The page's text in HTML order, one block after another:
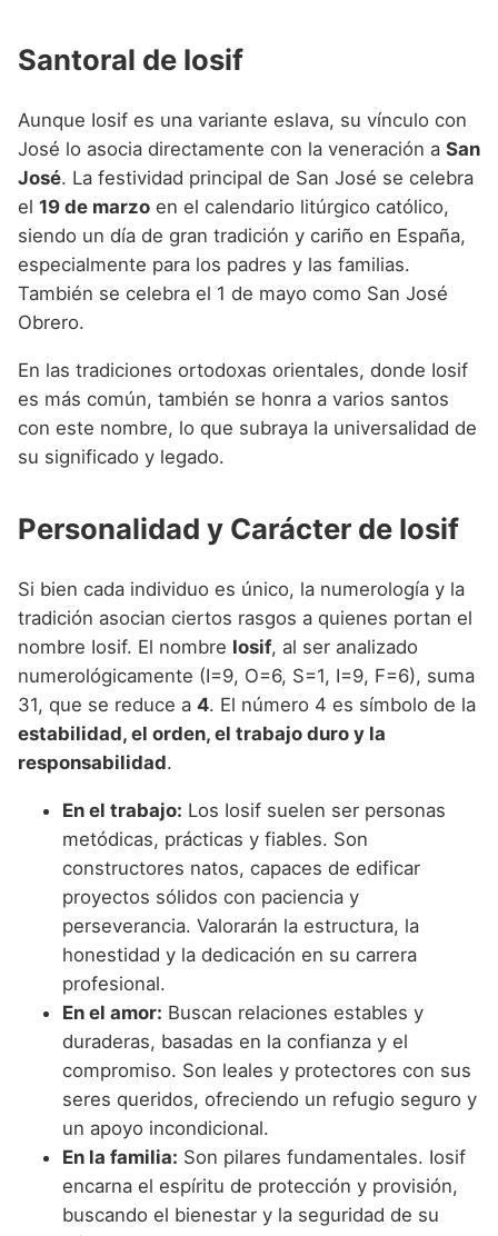
Santoral de Iosif
Aunque Iosif es una variante eslava, su vínculo con
José lo asocia directamente con la veneración a San
José. La festividad principal de San José se celebra
el 19 de marzo en el calendario litúrgico católico,
siendo un día de gran tradición y cariño en España,
especialmente para los padres y las familias.
También se celebra el 1 de mayo como San José
Obrero.
En las tradiciones ortodoxas orientales, donde Iosif
es más común, también se honra a varios santos
con este nombre, lo que subraya la universalidad de
su significado y legado.
Personalidad y Carácter de Iosif
Si bien cada individuo es único, la numerología y la
tradición asocian ciertos rasgos a quienes portan el
nombre Iosif. El nombre Iosif, al ser analizado
numerológicamente (I=9, O=6, S=1, I=9, F=6), suma
31, que se reduce a 4. El número 4 es símbolo de la
estabilidad, el orden, el trabajo duro y la
responsabilidad.
En el trabajo: Los Iosif suelen ser personas
metódicas, prácticas y fiables. Son
constructores natos, capaces de edificar
proyectos sólidos con paciencia y
perseverancia. Valorarán la estructura, la
honestidad y la dedicación en su carrera
profesional.
En el amor: Buscan relaciones estables y
duraderas, basadas en la confianza y el
compromiso. Son leales y protectores con sus
seres queridos, ofreciendo un refugio seguro y
un apoyo incondicional.
En la familia: Son pilares fundamentales. Iosif
encarna el espíritu de protección y provisión,
buscando el bienestar y la seguridad de su